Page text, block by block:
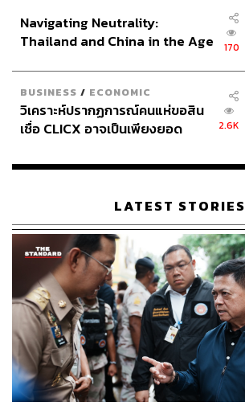
Navigating Neutrality:
Thailand and China in the Age
170
BUSINESS / ECONOMIC
วิเคราะห์ปรากฏการณ์คนแห่ขอสิน
เชื่อ CLICX อาจเป็นเพียงยอด
เรือนไทยที่ถูกซุกไว้
2.6K
LATEST STORIES